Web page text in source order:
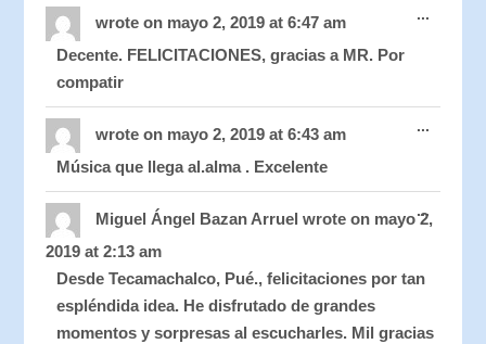
wrote on mayo 2, 2019 at 6:47 am
Decente. FELICITACIONES, gracias a MR. Por
compatir
...this
wrote on mayo 2, 2019 at 6:43 am
Música que llega al.alma . Excelente
...this
Miguel Ángel Bazan Arruelwrote on mayo 2,
2019 at 2:13 am
Desde Tecamachalco, Pué., felicitaciones por tan
espléndida idea. He disfrutado de grandes
momentos y sorpresas al escucharles. Mil gracias
...this